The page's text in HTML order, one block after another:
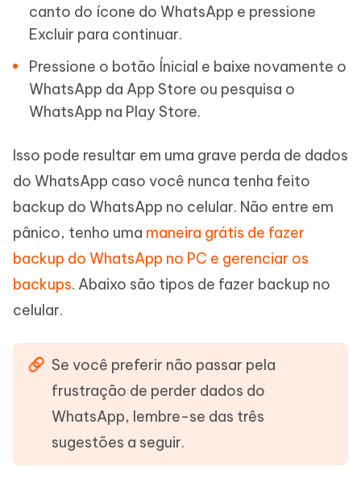
canto do ícone do WhatsApp e pressione
Excluir para continuar.
Pressione o botão Ínicial e baixe novamente o
WhatsApp da App Store ou pesquisa o
WhatsApp na Play Store.
Isso pode resultar em uma grave perda de dados
do WhatsApp caso você nunca tenha feito
backup do WhatsApp no celular. Não entre em
pânico, tenho uma maneira grátis de fazer
backup do WhatsApp no PC e gerenciar os
backups. Abaixo são tipos de fazer backup no
celular.
Se você preferir não passar pela
frustração de perder dados do
WhatsApp, lembre-se das três
sugestões a seguir.